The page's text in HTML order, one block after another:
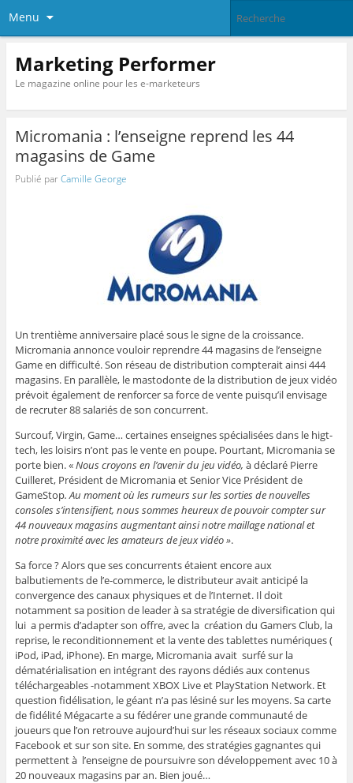
Menu
Marketing Performer
Le magazine online pour les e-marketeurs
Micromania : l’enseigne reprend les 44
magasins de Game
Publié parCamille George
Un trentième anniversaire placé sous le signe de la croissance.
Micromania annonce vouloir reprendre 44 magasins de l’enseigne
Game en difficulté. Son réseau de distribution compterait ainsi 444
magasins. En parallèle, le mastodonte de la distribution de jeux vidéo
prévoit également de renforcer sa force de vente puisqu’il envisage
de recruter 88 salariés de son concurrent.
Surcouf, Virgin, Game… certaines enseignes spécialisées dans le higt-
tech, les loisirs n’ont pas le vente en poupe. Pourtant, Micromania se
porte bien.«Nous croyons en l’avenir du jeu vidéo, à déclaré Pierre
Cuilleret, Président de Micromania et Senior Vice Président de
GameStop. Au moment où les rumeurs sur les sorties de nouvelles
consoles s’intensifient, nous sommes heureux de pouvoir compter sur
44 nouveaux magasins augmentant ainsi notre maillage national et
notre proximité avec les amateurs de jeux vidéo ».
Sa force ? Alors que ses concurrents étaient encore aux
balbutiements de l’e-commerce, le distributeur avait anticipé la
convergence des canaux physiques et de l’Internet. Il doit
notamment sa position de leader à sa stratégie de diversification qui
lui a permis d’adapter son offre, avec la création du Gamers Club, la
reprise, le reconditionnement et la vente des tablettes numériques (
iPod, iPad, iPhone). En marge, Micromania avait surfé sur la
dématérialisation en intégrant des rayons dédiés aux contenus
téléchargeables -notamment XBOX Live et PlayStation Network. Et
question fidélisation, le géant n’a pas lésiné sur les moyens. Sa carte
de fidélité Mégacarte a su fédérer une grande communauté de
joueurs que l’on retrouve aujourd’hui sur les réseaux sociaux comme
Facebook et sur son site. En somme, des stratégies gagnantes qui
permettent à l’enseigne de poursuivre son développement avec 10 à
20 nouveaux magasins par an. Bien joué…